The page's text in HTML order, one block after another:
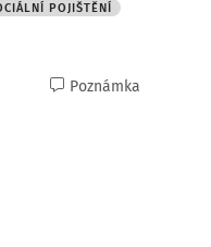
POJIŠTĚNÍ
Poznámka